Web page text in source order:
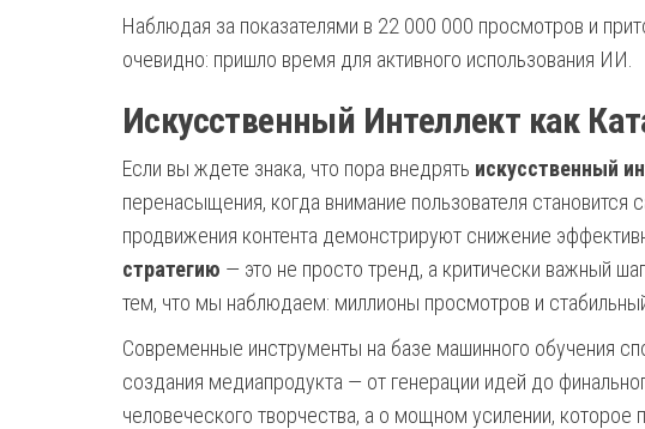
Наблюдая за показателями в 22 000 000 просмотров и
очевидно: пришло время для активного использования ИИ.
Искусственный Интеллект как
Если вы ждете знака, что пора внедрять искусственный
перенасыщения, когда внимание пользователя
продвижения контента демонстрируют снижение
стратегию — это не просто тренд, а критически важный
тем, что мы наблюдаем: миллионы просмотров и
Современные инструменты на базе машинного обучения
создания медиапродукта — от генерации идей до
человеческого творчества, а о мощном усилении, которое